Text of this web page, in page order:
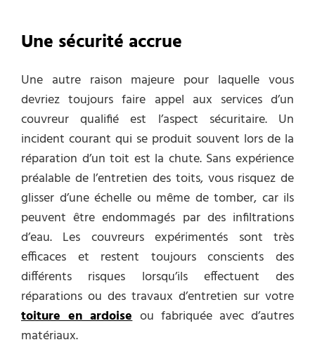
Une sécurité accrue
Une autre raison majeure pour laquelle vous
devriez toujours faire appel aux services d’un
couvreur qualifié est l’aspect sécuritaire. Un
incident courant qui se produit souvent lors de la
réparation d’un toit est la chute. Sans expérience
préalable de l’entretien des toits, vous risquez de
glisser d’une échelle ou même de tomber, car ils
peuvent être endommagés par des infiltrations
d’eau. Les couvreursexpérimentés sont très
efficaces et restent toujours conscients des
différents risques lorsqu’ils effectuent des
réparations ou des travaux d’entretien sur votre
toiture en ardoiseou fabriquée avec d’autres
matériaux.